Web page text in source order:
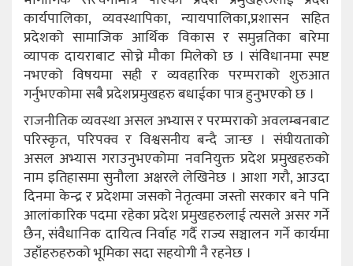
कार्यपालिका, व्यवस्थापिका, न्यायपालिका,प्रशासन सहित
प्रदेशको सामाजिक आर्थिक विकास र समुन्नतिका बारेमा
व्यापक दायराबाट सोच्ने मौका मिलेको छ । संविेधानमा स्पष्ट
नभएको विषयमा सही र व्यवहारिक परम्पराको शुरुआत
गर्नुभएकोमा सबै प्रदेशप्रमुखहरु बधाईका पात्र हुनुभएको छ ।
राजनीतिक व्यवस्था असल अभ्यास र परम्पराको अवलम्बनबाट
परिस्कृत, परिपक्व र विश्वसनीय बन्दै जान्छ । संघीयताको
असल अभ्यास गराउनुभएकोमा नवनियुक्त प्रदेश प्रमुखहरुको
नाम इतिहासमा सुनौला अक्षरले लेखिनेछ । आशा गरौ, आउदा
दिनमा केन्द्र र प्रदेशमा जसको नेतृत्वमा जस्तो सरकार बने पनि
आलांकारिक पदमा रहेका प्रदेश प्रमुखहरुलाई त्यसले असर गर्ने
छैन, संवैधानिक दायित्व निर्वाह गर्दै राज्य सञ्चालन गर्ने कार्यमा
उहाँहरुहरुको भूमिका सदा सहयोगी नै रहनेछ ।